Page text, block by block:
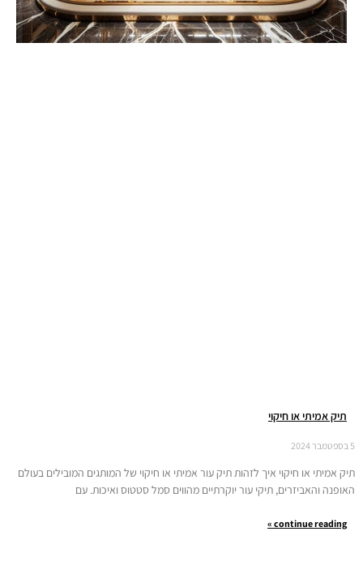
תיק אמיתי או חיקוי
5 בספטמבר 2024
תיק אמיתי או חיקוי איך לזהות תיק עור אמיתי או חיקוי של המותגים המובילים בעולם
האופנה והאביזרים, תיקי עור יוקרתיים מהווים סמל סטטוס ואיכות. עם
continue reading »